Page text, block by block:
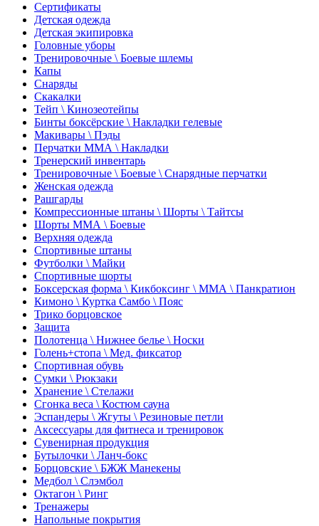
Сертификаты
Детская одежда
Детская экипировка
Головные уборы
Тренировочные \ Боевые шлемы
Капы
Снаряды
Скакалки
Тейп \ Кинозеотейпы
Бинты боксёрские \ Накладки гелевые
Макивары \ Пэды
Перчатки ММА \ Накладки
Тренерский инвентарь
Тренировочные \ Боевые \ Снарядные перчатки
Женская одежда
Рашгарды
Компрессионные штаны \ Шорты \ Тайтсы
Шорты ММА \ Боевые
Верхняя одежда
Спортивные штаны
Футболки \ Майки
Спортивные шорты
Боксерская форма \ Кикбоксинг \ ММА \ Панкратион
Кимоно \ Куртка Самбо \ Пояс
Трико борцовское
Защита
Полотенца \ Нижнее белье \ Носки
Голень+стопа \ Мед. фиксатор
Спортивная обувь
Сумки \ Рюкзаки
Хранение \ Стелажи
Сгонка веса \ Костюм сауна
Эспандеры \ Жгуты \ Резиновые петли
Аксессуары для фитнеса и тренировок
Сувенирная продукция
Бутылочки \ Ланч-бокс
Борцовские \ БЖЖ Манекены
Медбол \ Слэмбол
Октагон \ Ринг
Тренажеры
Напольные покрытия